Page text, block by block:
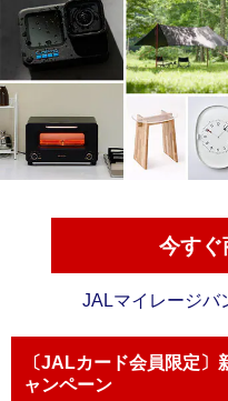
今すぐ
JALマイレージバ
〔JALカード会員限定〕
ャンペーン